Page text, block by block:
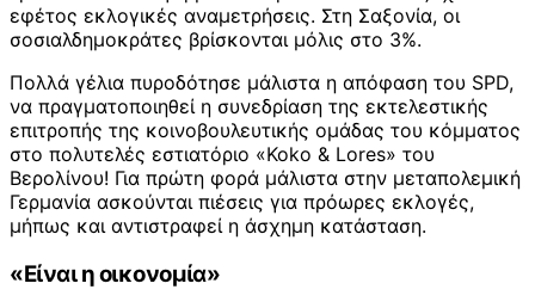
εφέτος εκλογικές αναμετρήσεις. Στη Σαξονία, οι
σοσιαλδημοκράτες βρίσκονται μόλις στο 3%.
Πολλά γέλια πυροδότησε μάλιστα η απόφαση του SPD,
να πραγματοποιηθεί η συνεδρίαση της εκτελεστικής
επιτροπής της κοινοβουλευτικής ομάδας του κόμματος
στο πολυτελές εστιατόριο «Koko & Lores» του
Βερολίνου! Για πρώτη φορά μάλιστα στην μεταπολεμική
Γερμανία ασκούνται πιέσεις για πρόωρες εκλογές,
μήπως και αντιστραφεί η άσχημη κατάσταση.
«Είναι η οικονομία»